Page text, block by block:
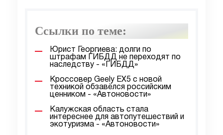
Ссылки по теме:
Юрист Георгиева: долги по
штрафам ГИБДД не переходят по
наследству - «ГИБДД»
Кроссовер Geely EX5 с новой
техникой обзавёлся российским
ценником - «Автоновости»
Калужская область стала
интереснее для автопутешествий и
экотуризма - «Автоновости»